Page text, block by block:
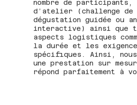
nombre de
d’atelier (challenge de
dégustation guidée ou
interactive) ainsi que
aspects logistiques
la durée et les
spécifiques. Ainsi, nous
une prestation sur
répond parfaitement à